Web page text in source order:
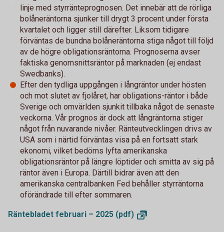
linje med styrränteprognosen. Det innebär att de rörliga
bolåneräntorna sjunker till drygt 3 procent under första
kvartalet och ligger still därefter. Liksom tidigare
förväntas de bundna bolåneräntorna stiga något till följd
av de högre obligationsräntorna. Prognoserna avser
faktiska genomsnittsräntor på marknaden (ej endast
Swedbanks).
Efter den tydliga uppgången i långräntor under hösten
och mot slutet av fjolåret, har obligations-räntor i både
Sverige och omvärlden sjunkit tillbaka något de senaste
veckorna. Vår prognos är dock att långräntorna stiger
något från nuvarande nivåer. Ränteutvecklingen drivs av
USA som i närtid förväntas visa på en fortsatt stark
ekonomi, vilket bedöms lyfta amerikanska
obligationsräntor på längre löptider och smitta av sig på
räntor även i Europa. Därtill bidrar även att den
amerikanska centralbanken Fed behåller styrräntorna
oförändrade till efter sommaren.
Räntebladet februari – 2025 (pdf)